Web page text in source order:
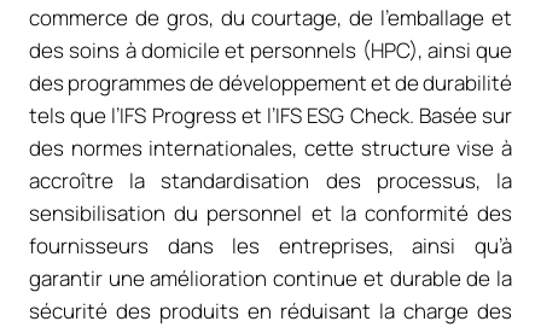
commerce de gros, du courtage, de l’emballage et
des soins à domicile et personnels (HPC), ainsi que
des programmes de développement et de durabilité
tels que l’IFS Progress et l’IFS ESG Check. Basée sur
des normes internationales, cette structure vise à
accroître la standardisation des processus, la
sensibilisation du personnel et la conformité des
fournisseurs dans les entreprises, ainsi qu’à
garantir une amélioration continue et durable de la
sécurité des produits en réduisant la charge des